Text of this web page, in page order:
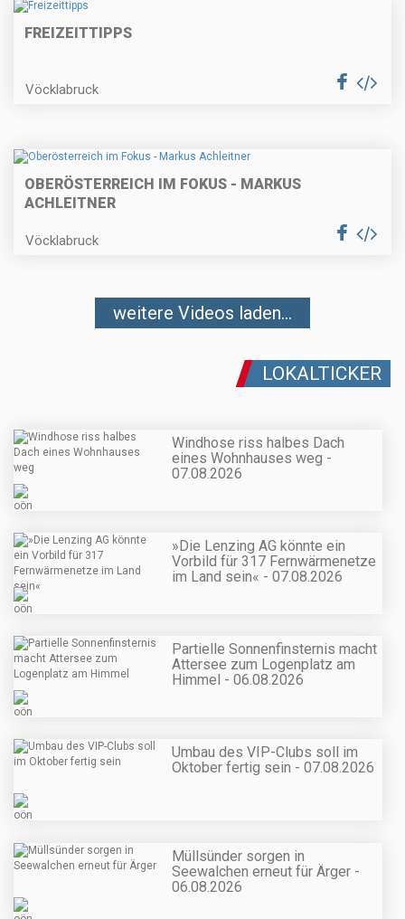
FREIZEITTIPPS
Vöcklabruck
OBERÖSTERREICH IM FOKUS - MARKUS
ACHLEITNER
Vöcklabruck
weitere Videos laden...
LOKALTICKER
Windhose riss halbes Dach
eines Wohnhauses weg -
07.08.2026
»Die Lenzing AG könnte ein
Vorbild für 317 Fernwärmenetze
im Land sein« - 07.08.2026
Partielle Sonnenfinsternis macht
Attersee zum Logenplatz am
Himmel - 06.08.2026
Umbau des VIP-Clubs soll im
Oktober fertig sein - 07.08.2026
Müllsünder sorgen in
Seewalchen erneut für Ärger -
06.08.2026